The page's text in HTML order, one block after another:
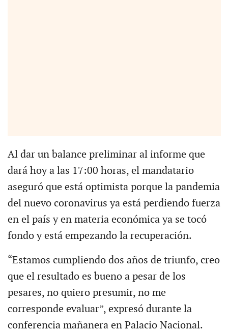
Al dar un balance preliminar al informe que
dará hoy a las 17:00 horas, el mandatario
aseguró que está optimista porque la pandemia
del nuevo coronavirus ya está perdiendo fuerza
en el país y en materia económica ya se tocó
fondo y está empezando la recuperación.
“Estamos cumpliendo dos años de triunfo, creo
que el resultado es bueno a pesar de los
pesares, no quiero presumir, no me
corresponde evaluar”, expresó durante la
conferencia mañanera en Palacio Nacional.